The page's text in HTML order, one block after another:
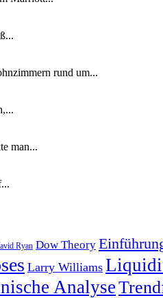
rund um...
man...
Ryan Dow Theory
Larry Williams
Analyse